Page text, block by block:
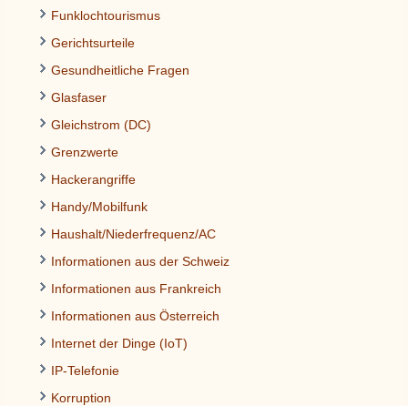
Funklochtourismus
Gerichtsurteile
Gesundheitliche Fragen
Glasfaser
Gleichstrom (DC)
Grenzwerte
Hackerangriffe
Handy/Mobilfunk
Haushalt/Niederfrequenz/AC
Informationen aus der Schweiz
Informationen aus Frankreich
Informationen aus Österreich
Internet der Dinge (IoT)
IP-Telefonie
Korruption